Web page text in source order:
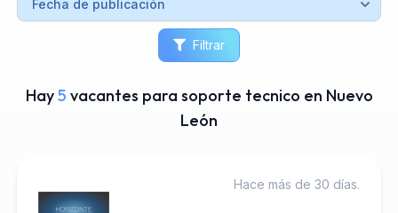
Filtrar
Hay5 vacantes para soporte tecnico en Nuevo
León
Hace más de 30 días.